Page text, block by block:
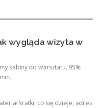
wygląda wizyta w
kabiny do warsztatu. 95%
kratki, co się dzieje, adres